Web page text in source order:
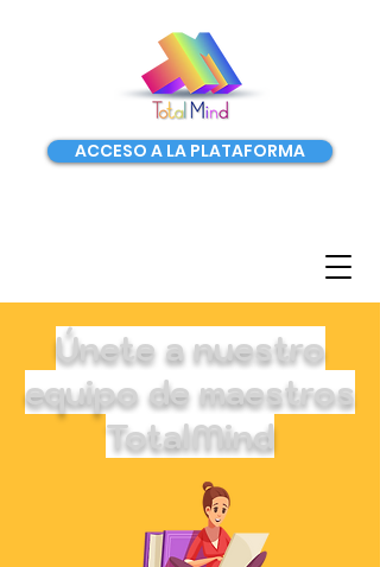
ACCESO A LA PLATAFORMA
Únete a nuestro
equipo de maestros
TotalMind